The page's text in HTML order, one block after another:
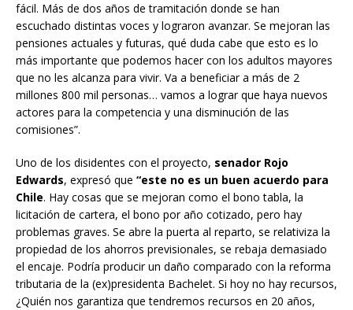
fácil. Más de dos años de tramitación donde se han
escuchado distintas voces y lograron avanzar. Se mejoran las
pensiones actuales y futuras, qué duda cabe que esto es lo
más importante que podemos hacer con los adultos mayores
que no les alcanza para vivir. Va a beneficiar a más de 2
millones 800 mil personas… vamos a lograr que haya nuevos
actores para la competencia y una disminución de las
comisiones”.
Uno de los disidentes con el proyecto, senador Rojo
Edwards, expresó que “este no es un buen acuerdo para
Chile. Hay cosas que se mejoran como el bono tabla, la
licitación de cartera, el bono por año cotizado, pero hay
problemas graves. Se abre la puerta al reparto, se relativiza la
propiedad de los ahorros previsionales, se rebaja demasiado
el encaje. Podría producir un daño comparado con la reforma
tributaria de la (ex)presidenta Bachelet. Si hoy no hay recursos,
¿Quién nos garantiza que tendremos recursos en 20 años,